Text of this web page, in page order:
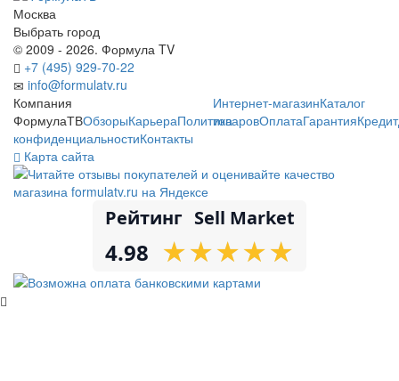
Москва
Выбрать город
© 2009 - 2026. Формула TV
+7 (495) 929-70-22
info@formulatv.ru
Компания
ФормулаТВОбзорыКарьераПолитика
конфиденциальностиКонтакты
Интернет-магазинКаталог
товаровОплатаГарантияКредит
Карта сайта
Рейтинг Sell Market
4.98 ★
★★
★★
★★
★★
★